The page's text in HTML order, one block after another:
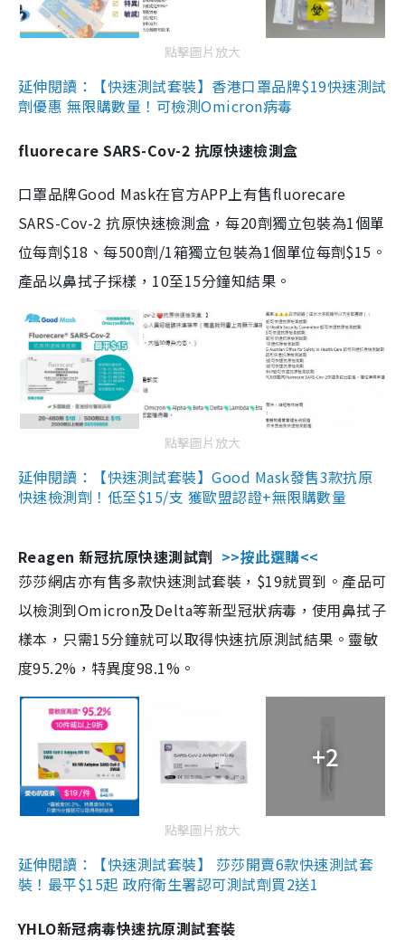
點擊圖片放大
延伸閱讀：【快速測試套裝】香港口罩品牌$19快速測試
劑優惠 無限購數量！可檢測Omicron病毒
fluorecare SARS-Cov-2 抗原快速檢測盒
口罩品牌Good Mask在官方APP上有售fluorecare
SARS-Cov-2 抗原快速檢測盒，每20劑獨立包裝為1個單
位每劑$18、每500劑/1箱獨立包裝為1個單位每劑$15。
產品以鼻拭子採樣，10至15分鐘知結果。
點擊圖片放大
延伸閱讀：【快速測試套裝】Good Mask發售3款抗原
快速檢測劑！低至$15/支 獲歐盟認證+無限購數量
Reagen 新冠抗原快速測試劑 >>按此選購<<
莎莎網店亦有售多款快速測試套裝，$19就買到。產品可
以檢測到Omicron及Delta等新型冠狀病毒，使用鼻拭子
樣本，只需15分鐘就可以取得快速抗原測試結果。靈敏
度95.2%，特異度98.1%。
+2
點擊圖片放大
延伸閱讀：【快速測試套裝】 莎莎開賣6款快速測試套
裝！最平$15起 政府衛生署認可測試劑買2送1
YHLO新冠病毒快速抗原測試套裝